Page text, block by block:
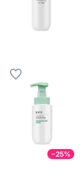
−25%